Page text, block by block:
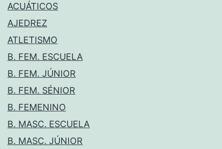
ACUÁTICOS
AJEDREZ
ATLETISMO
B. FEM. ESCUELA
B. FEM. JÚNIOR
B. FEM. SÉNIOR
B. FEMENINO
B. MASC. ESCUELA
B. MASC. JÚNIOR